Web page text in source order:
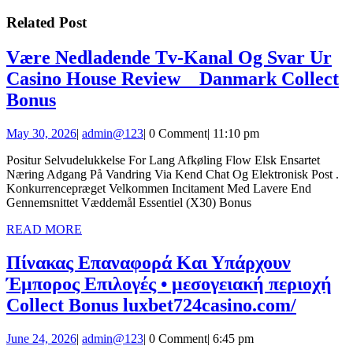
Related Post
Være Nedladende Tv-Kanal Og Svar Ur
Casino House Review _ Danmark Collect
BonusVære
Tv-
Kanal
Og
Svar
Ur
House
Review
_
Danmark
May 30, 2026May
2026
| admin@123admin@123
| 0 Comment| 11:10 pm
Positur Selvudelukkelse For Lang Afkøling Flow Elsk Ensartet
Næring Adgang På Vandring Via Kend Chat Og Elektronisk Post .
Konkurrencepræget Velkommen Incitament Med Lavere End
Gennemsnittet Væddemål Essentiel (X30) Bonus
READ MORE
Πίνακας Επαναφορά Και Υπάρχουν
Έμπορος Επιλογές • μεσογειακή περιοχή
Collect Bonus luxbet724casino.com/
June 24, 2026June
| admin@123admin@123
| 0 Comment| 6:45 pm